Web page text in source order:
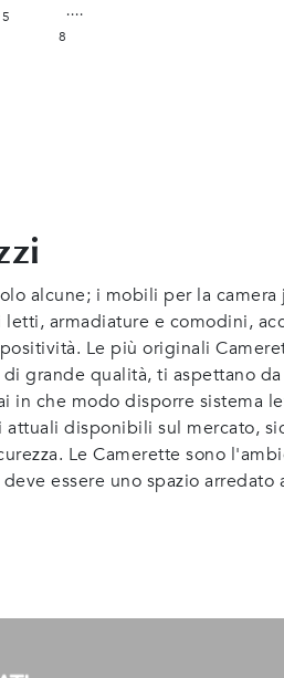
5 ....
8
alcune; i mobili per la camera
armadiature e comodini,
Le più originali
grande qualità, ti aspettano
che modo disporre sistema
disponibili sul mercato,
Le Camerette sono
essere uno spazio arredato